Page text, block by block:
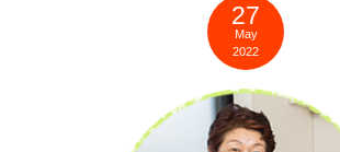
27
May
2022